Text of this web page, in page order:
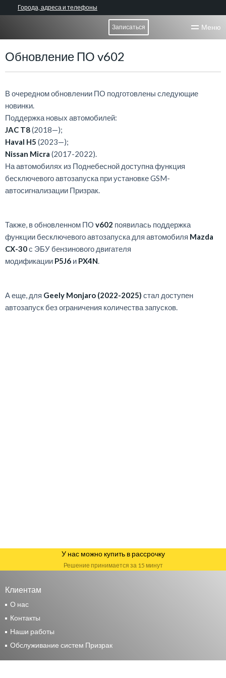
Города, адреса и телефоны
Записаться Меню
Обновление ПО v602
В очередном обновлении ПО подготовлены следующие
новинки.
Поддержка новых автомобилей:
JAC T8(2018—);
Haval H5 (2023—);
Nissan Micra (2017-2022).
На автомобилях из Поднебесной доступна функция
бесключевого автозапуска при установке GSM-
автосигнализации Призрак.
Также, в обновленном ПО v602 появилась поддержка
функции бесключевого автозапуска для автомобиля Mazda
CX-30с ЭБУ бензинового двигателя
модификации P5J6 и PX4N.
А еще, для Geely Monjaro (2022-2025) стал доступен
автозапуск без ограничения количества запусков.
У нас можно купить в рассрочку
Решение принимается за 15 минут
Клиентам
О нас
Контакты
Наши работы
Обслуживание систем Призрак